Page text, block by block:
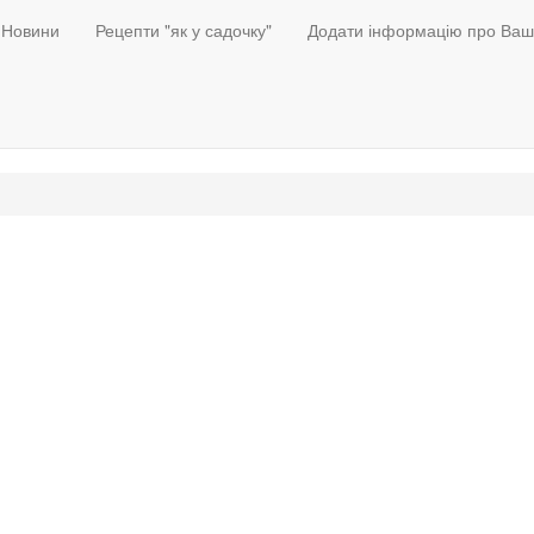
Новини Рецепти "як у садочку" Додати інформацію про